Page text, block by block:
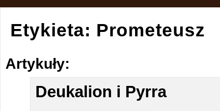
Etykieta: Prometeusz
Artykuły:
Deukalion i Pyrra